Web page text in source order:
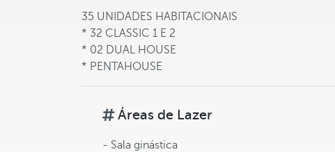
35 UNIDADES HABITACIONAIS
* 32 CLASSIC 1 E 2
* 02 DUAL HOUSE
* PENTAHOUSE
Áreas de Lazer
- Sala ginástica